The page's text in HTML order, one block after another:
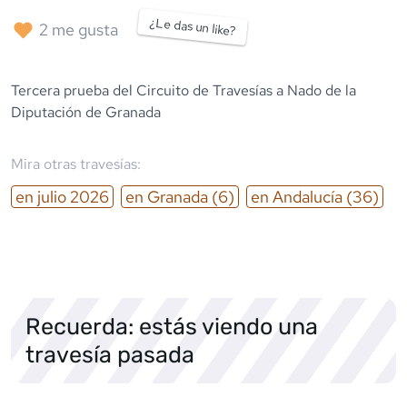
2 me gusta ¿Le das un like?
Tercera prueba del Circuito de Travesías a Nado de la
Diputación de Granada
Mira otras travesías:
en julio 2026 en Granada (6) en Andalucía (36)
Recuerda: estás viendo una
travesía pasada